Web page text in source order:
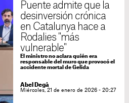
Puente admite que la
desinversión crónica
en Catalunya hace a
Rodalies "más
vulnerable"
El ministro no aclara quién era
responsable del muro que provocó el
accidente mortal de Gelida
Abel Degà
Miércoles, 21 de enero de 2026 - 20:27